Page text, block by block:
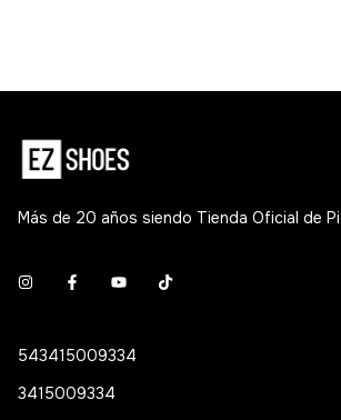
Más de 20 años siendo Tienda Oficial de
543415009334
3415009334